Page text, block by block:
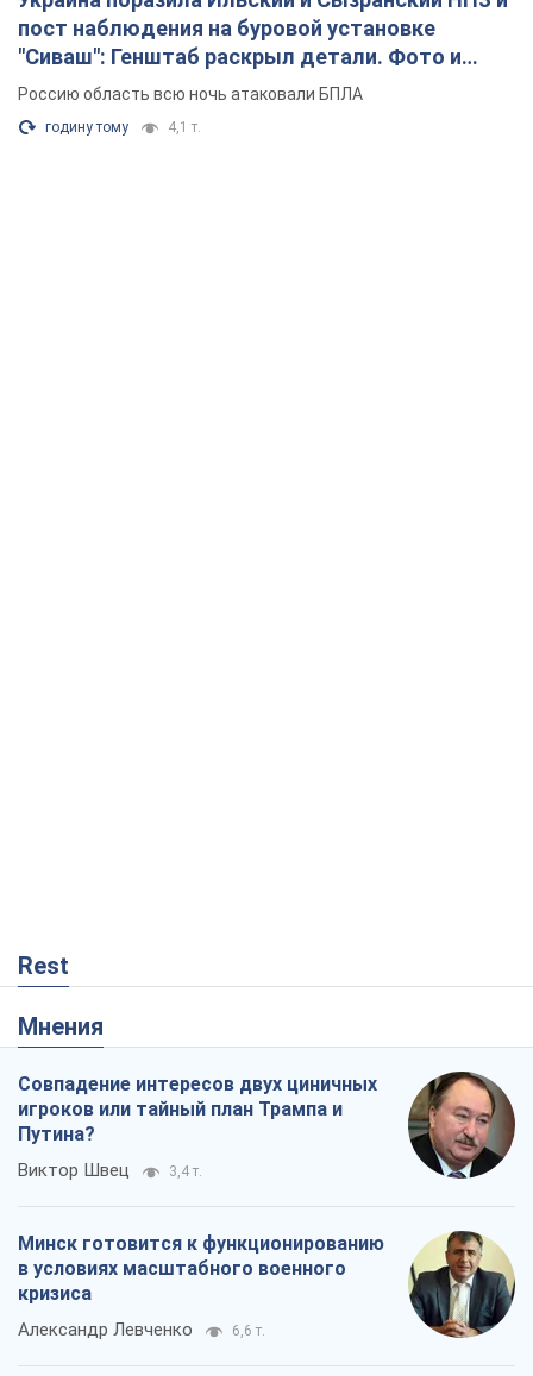
пост наблюдения на буровой установке
"Сиваш": Генштаб раскрыл детали. Фото и
видео
Россию область всю ночь атаковали БПЛА
годину тому 4,1 т.
Rest
Мнения
Совпадение интересов двух циничных
игроков или тайный план Трампа и
Путина?
Виктор Швец 3,4 т.
Минск готовится к функционированию
в условиях масштабного военного
кризиса
Александр Левченко 6,6 т.